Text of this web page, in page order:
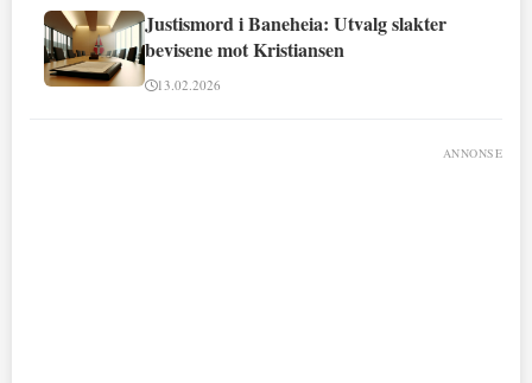
Justismord i Baneheia: Utvalg slakter
bevisene mot Kristiansen
13.02.2026
ANNONSE